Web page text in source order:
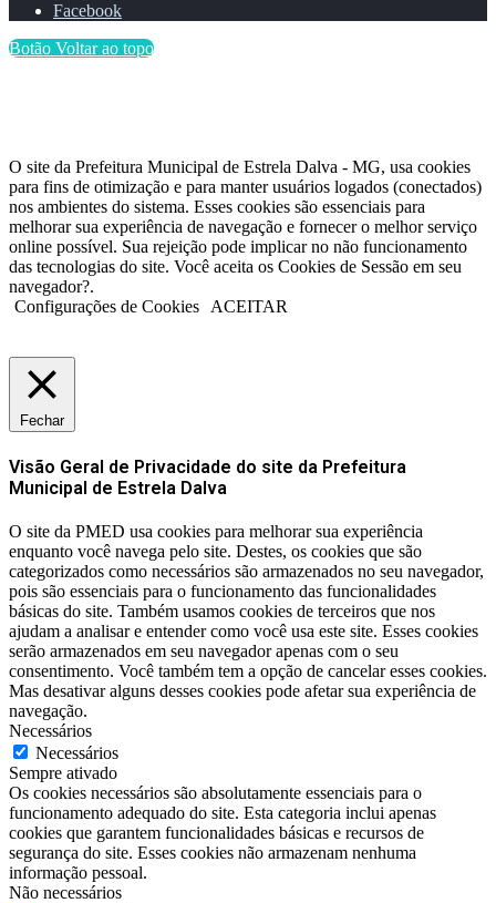
Facebook
Botão Voltar ao topo
O site da Prefeitura Municipal de Estrela Dalva - MG, usa cookies
para fins de otimização e para manter usuários logados (conectados)
nos ambientes do sistema. Esses cookies são essenciais para
melhorar sua experiência de navegação e fornecer o melhor serviço
online possível. Sua rejeição pode implicar no não funcionamento
das tecnologias do site. Você aceita os Cookies de Sessão em seu
navegador?.
Configurações de Cookies
ACEITAR
Fechar
Visão Geral de Privacidade do site da Prefeitura
Municipal de Estrela Dalva
O site da PMED usa cookies para melhorar sua experiência
enquanto você navega pelo site. Destes, os cookies que são
categorizados como necessários são armazenados no seu navegador,
pois são essenciais para o funcionamento das funcionalidades
básicas do site. Também usamos cookies de terceiros que nos
ajudam a analisar e entender como você usa este site. Esses cookies
serão armazenados em seu navegador apenas com o seu
consentimento. Você também tem a opção de cancelar esses cookies.
Mas desativar alguns desses cookies pode afetar sua experiência de
navegação.
Necessários
Necessários
Sempre ativado
Os cookies necessários são absolutamente essenciais para o
funcionamento adequado do site. Esta categoria inclui apenas
cookies que garantem funcionalidades básicas e recursos de
segurança do site. Esses cookies não armazenam nenhuma
informação pessoal.
Não necessários